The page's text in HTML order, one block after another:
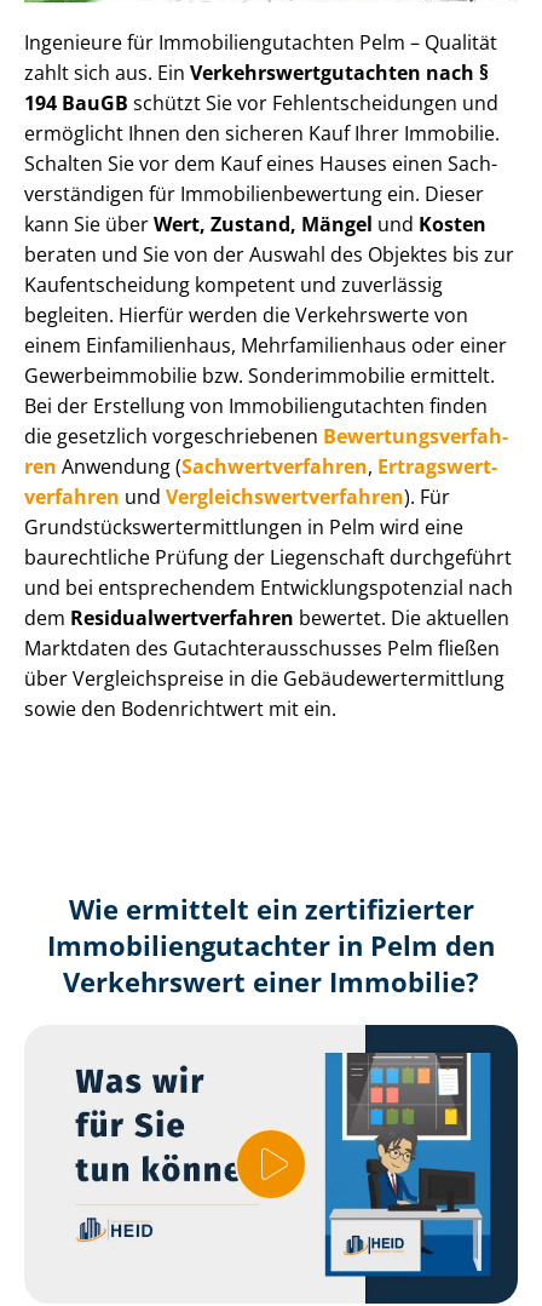
Ingenieure für Im­mo­bi­li­en­gut­ach­ten Pelm – Qualität
zahlt sich aus. Ein Ver­kehrs­wert­gut­ach­ten nach §
194 BauGB schützt Sie vor Fehl­ent­schei­dun­gen und
ermöglicht Ihnen den sicheren Kauf Ihrer Immobilie.
Schalten Sie vor dem Kauf eines Hauses einen Sach­
ver­stän­di­gen für Im­mo­bi­li­en­be­wer­tung ein. Dieser
kann Sie überWert, Zustand, Mängel und Kosten
beraten und Sie von der Auswahl des Objektes bis zur
Kauf­ent­schei­dung kompetent und zuverlässig
begleiten. Hierfür werden die Verkehrswerte von
einem Einfamilienhaus, Mehr­fa­mi­li­en­haus oder einer
Ge­wer­be­im­mo­bi­lie bzw. Sonderimmobilie ermittelt.
Bei der Erstellung von Im­mo­bi­li­en­gut­ach­ten finden
die gesetzlich vor­ge­schrie­be­nen Be­wer­tungs­ver­fah­
ren Anwendung (Sach­wert­ver­fah­ren, Er­trags­wert­
ver­fah­ren und Ver­gleichs­wert­ver­fah­ren). Für
Grund­stücks­wert­ermitt­lun­gen in Pelm wird eine
baurechtliche Prüfung der Liegenschaft durchgeführt
und bei entsprechendem Ent­wick­lungs­po­ten­zi­al nach
dem Re­si­du­al­wert­ver­fah­ren bewertet. Die aktuellen
Marktdaten des Gut­ach­ter­aus­schus­ses Pelm fließen
über Ver­gleichs­prei­se in die Ge­bäu­de­wert­ermitt­lung
sowie den Bodenrichtwert mit ein.
Wie ermittelt ein zertifizierter
Immobilien­gutachter in Pelm den
Verkehrswert einer Immobilie?